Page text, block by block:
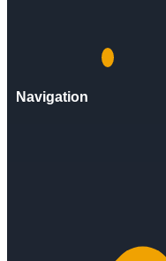
Navigation